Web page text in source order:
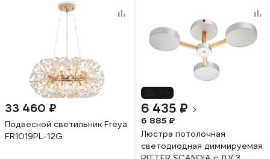
33 460 ₽
Подвесной светильник Freya
FR1019PL-12G
6 435 ₽
6 885 ₽
Люстра потолочная
светодиодная диммируемая